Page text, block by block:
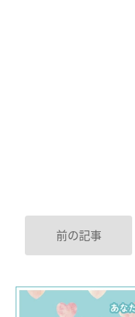
前の記事